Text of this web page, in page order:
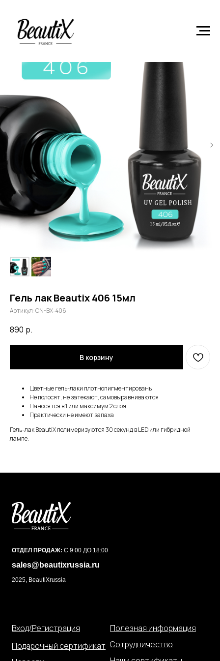
Гель лак Beautix 406 15мл
Артикул:CN-BX-406
890 р.
В корзину
Цветные гель-лаки плотнопигментированы
Не полосят, не затекают, самовыравниваются
Наносятся в 1 или максимум 2 слоя
Практически не имеют запаха
Гель-лак BeautiX полимеризуются 30 секунд в LED или гибридной
лампе.
ОТДЕЛ ПРОДАЖ: С 9:00 ДО 18:00
sales@beautixrussia.ru
2025, BeautiXrussia
Вход/Регистрация
Подарочный сертификат
Полезная информация
Сотрудничество